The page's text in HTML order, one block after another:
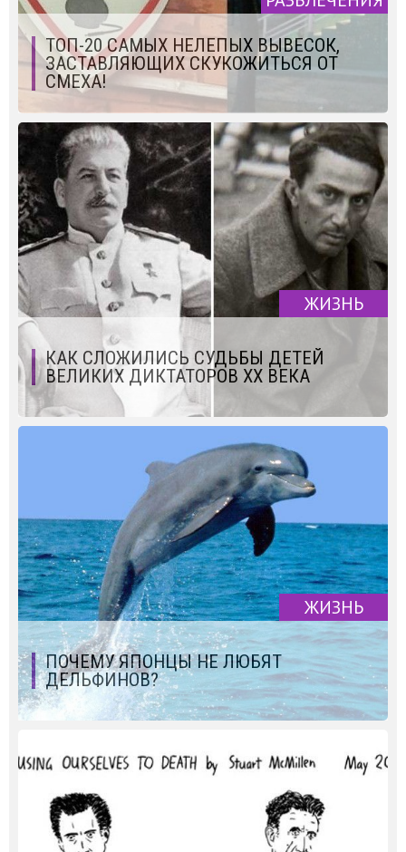
ТОП-20 САМЫХ НЕЛЕПЫХ ВЫВЕСОК,
ЗАСТАВЛЯЮЩИХ СКУКОЖИТЬСЯ ОТ
СМЕХА!
ЖИЗНЬ
КАК СЛОЖИЛИСЬ СУДЬБЫ ДЕТЕЙ
ВЕЛИКИХ ДИКТАТОРОВ XX ВЕКА
ЖИЗНЬ
ПОЧЕМУ ЯПОНЦЫ НЕ ЛЮБЯТ
ДЕЛЬФИНОВ?